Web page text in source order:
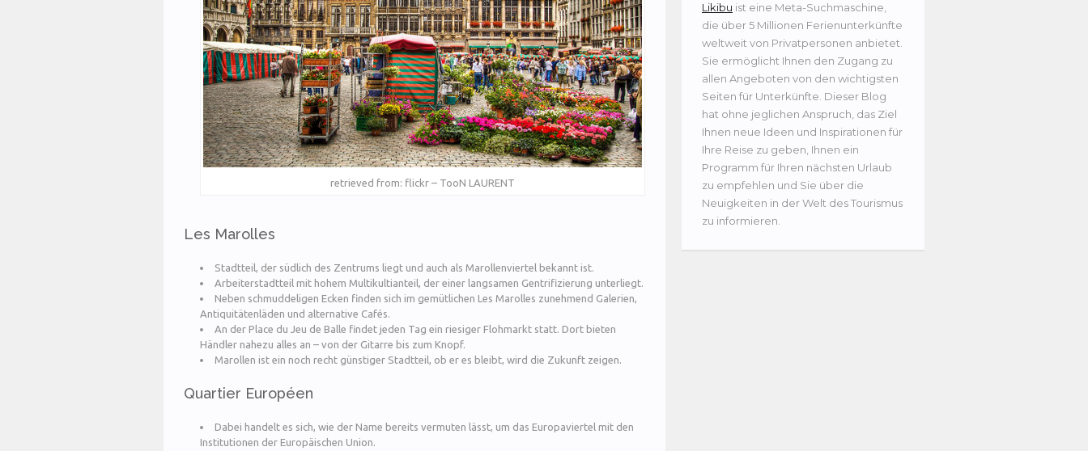
retrieved from: flickr – TooN LAURENT
Les Marolles
Stadtteil, der südlich des Zentrums liegt und auch als Marollenviertel bekannt ist.
Arbeiterstadtteil mit hohem Multikultianteil, der einer langsamen Gentrifizierung unterliegt.
Neben schmuddeligen Ecken finden sich im gemütlichen Les Marolles zunehmend Galerien,
Antiquitätenläden und alternative Cafés.
An der Place du Jeu de Balle findet jeden Tag ein riesiger Flohmarkt statt. Dort bieten
Händler nahezu alles an – von der Gitarre bis zum Knopf.
Marollen ist ein noch recht günstiger Stadtteil, ob er es bleibt, wird die Zukunft zeigen.
Quartier Européen
Dabei handelt es sich, wie der Name bereits vermuten lässt, um das Europaviertel mit den
Institutionen der Europäischen Union.
Likibu ist eine Meta-Suchmaschine,
die über 5 Millionen Ferienunterkünfte
weltweit von Privatpersonen anbietet.
Sie ermöglicht Ihnen den Zugang zu
allen Angeboten von den wichtigsten
Seiten für Unterkünfte. Dieser Blog
hat ohne jeglichen Anspruch, das Ziel
Ihnen neue Ideen und Inspirationen für
Ihre Reise zu geben, Ihnen ein
Programm für Ihren nächsten Urlaub
zu empfehlen und Sie über die
Neuigkeiten in der Welt des Tourismus
zu informieren.